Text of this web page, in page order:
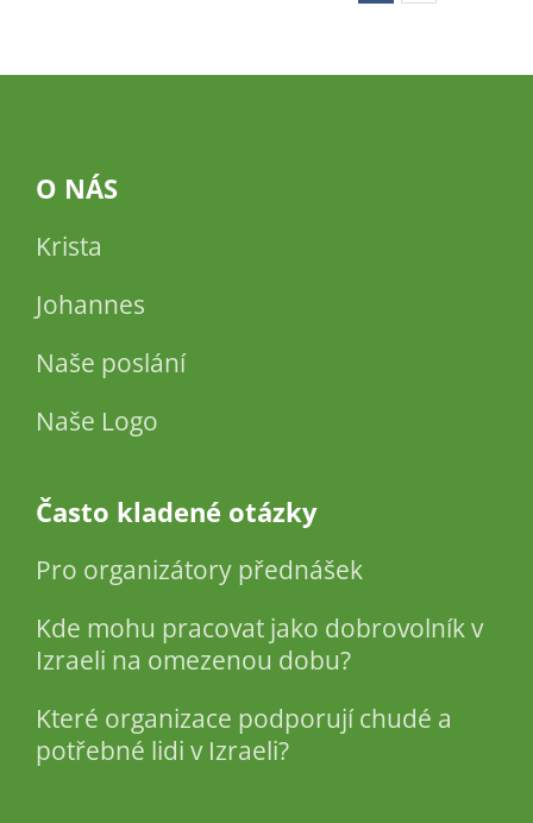
O NÁS
Krista
Johannes
Naše poslání
Naše Logo
Často kladené otázky
Pro organizátory přednášek
Kde mohu pracovat jako dobrovolník v
Izraeli na omezenou dobu?
Které organizace podporují chudé a
potřebné lidi v Izraeli?